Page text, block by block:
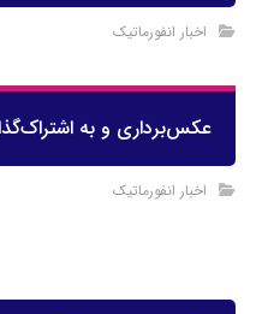
اخبار انفورماتیک
عکس‌برداری و به
اخبار انفورماتیک